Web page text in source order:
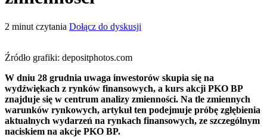
2 minut czytania Dołącz do dyskusji
Źródło grafiki: depositphotos.com
W dniu 28 grudnia uwaga inwestorów skupia się na
wydźwiękach z rynków finansowych, a kurs akcji PKO BP
znajduje się w centrum analizy zmienności. Na tle zmiennych
warunków rynkowych, artykuł ten podejmuje próbę zgłębienia
aktualnych wydarzeń na rynkach finansowych, ze szczególnym
naciskiem na akcje PKO BP.